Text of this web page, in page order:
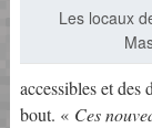
Les locaux
accessibles et des
bout. « Ces